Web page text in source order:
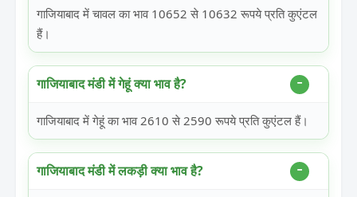
गाजियाबाद में चावल का भाव 10652 से 10632 रूपये प्रति कुएंटल
हैं।
गाजियाबाद मंडी में गेहूं क्या भाव है?
गाजियाबाद में गेहूं का भाव 2610 से 2590 रूपये प्रति कुएंटल हैं।
गाजियाबाद मंडी में लकड़ी क्या भाव है?